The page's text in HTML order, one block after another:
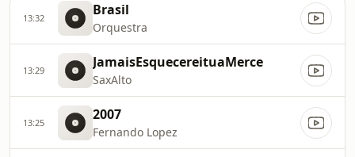
13:32 Brasil
Orquestra
13:29 JamaisEsquecereituaMerce
SaxAlto
13:25 2007
Fernando Lopez